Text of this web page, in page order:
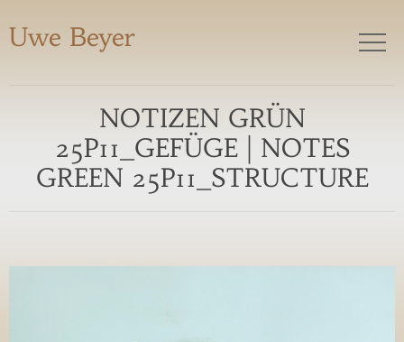
Uwe Beyer
NOTIZEN GRÜN
25P11_GEFÜGE | NOTES
GREEN 25P11_STRUCTURE